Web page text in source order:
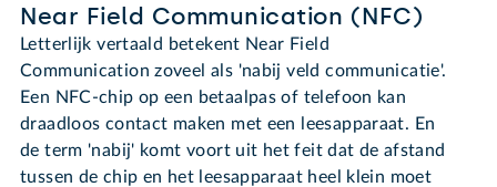
Near Field Communication (NFC)
Letterlijk vertaald betekent Near Field
Communication zoveel als 'nabij veld communicatie'.
Een NFC-chip op een betaalpas of telefoon kan
draadloos contact maken met een leesapparaat. En
de term 'nabij' komt voort uit het feit dat de afstand
tussen de chip en het leesapparaat heel klein moet